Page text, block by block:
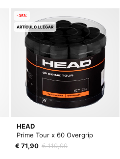
HEAD
Prime Tour x 60 Overgrip
€ 71,90 € 110,00
-35%
ARTÍCULO LLEGAR